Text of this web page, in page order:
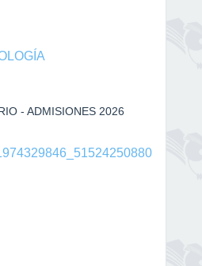
- ADMISIONES 2026